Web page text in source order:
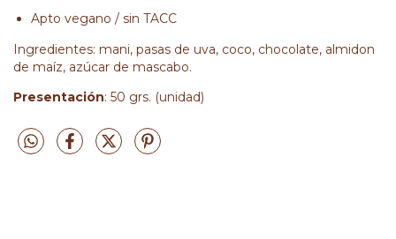
Apto vegano / sin TACC
Ingredientes: mani, pasas de uva, coco, chocolate, almidon
de maíz, azúcar de mascabo.
Presentación: 50 grs. (unidad)